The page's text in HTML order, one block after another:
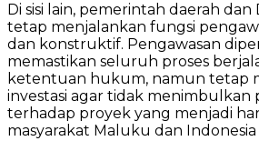
Di sisi lain, pemerintah daerah
tetap menjalankan fungsi
dan konstruktif. Pengawasan
memastikan seluruh proses
ketentuan hukum, namun tetap
investasi agar tidak menimbulkan
terhadap proyek yang menjadi
masyarakat Maluku dan